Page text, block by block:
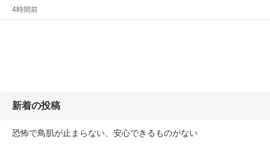
4時間前
新着の投稿
恐怖で鳥肌が止まらない、安心できるものがない